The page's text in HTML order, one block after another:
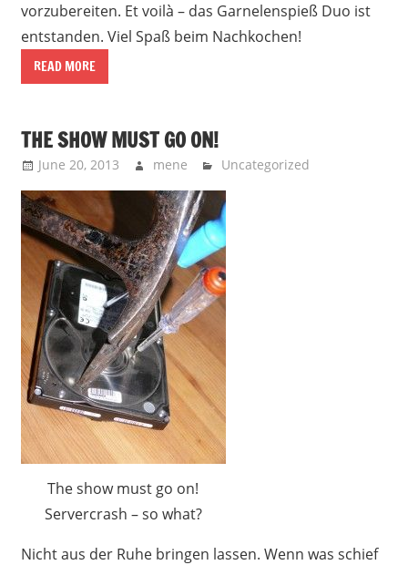
vorzubereiten. Et voilà – das Garnelenspieß Duo ist
entstanden. Viel Spaß beim Nachkochen!
READ MORE
THE SHOW MUST GO ON!
June 20, 2013 mene Uncategorized
The show must go on!
Servercrash – so what?
Nicht aus der Ruhe bringen lassen. Wenn was schief